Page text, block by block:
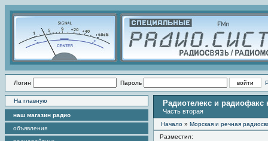
Логин Пароль
На главную
наш магазин радио
объявления
Радиотелекс и
Часть вторая
Начало » Морская и речная
Разместил: